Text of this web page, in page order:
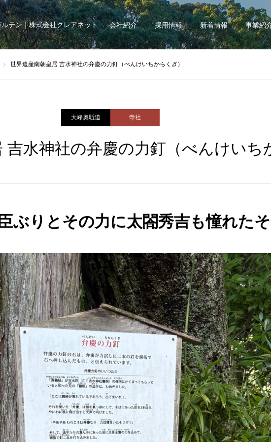
テン｜株式会社クレアネット 会社紹介 採用情報 新着情報 事業紹
世界遺産南朝皇居 吉水神社の弁慶の力釘（べんけいちからくぎ）
大峰奥駈道 寺社
吉水神社の弁慶の力釘（べんけいち
ぶりとその力に太閤秀吉も憧れたそ